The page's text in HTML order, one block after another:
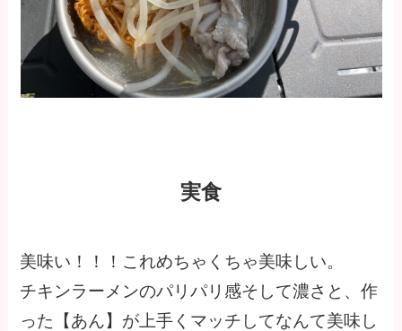
実食
美味い！！！これめちゃくちゃ美味しい。
チキンラーメンのパリパリ感そして濃さと、作
った【あん】が上手くマッチしてなんて美味し